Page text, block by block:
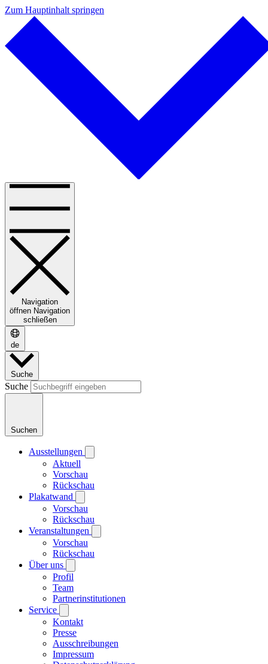
Zum Hauptinhalt springen
Navigation
öffnen Navigation
schließen
de
Suche
Suche
Suchen
Ausstellungen
Aktuell
Vorschau
Rückschau
Plakatwand
Vorschau
Rückschau
Veranstaltungen
Vorschau
Rückschau
Über uns
Profil
Team
Partnerinstitutionen
Service
Kontakt
Presse
Ausschreibungen
Impressum